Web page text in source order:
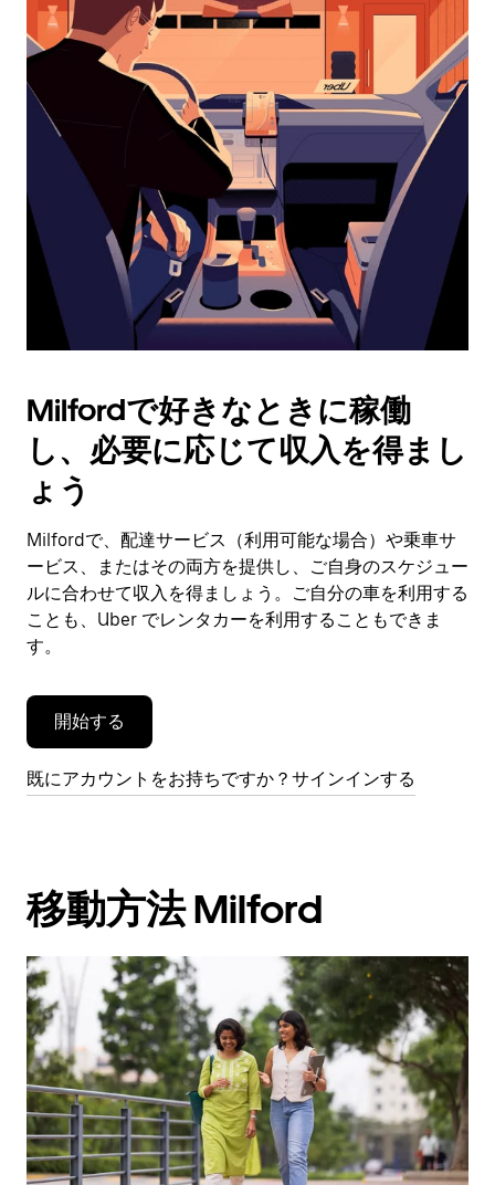
ダ
ー
を
操
作
し、
を
選
択
す。
ン
で
カ
ン
ー
を
閉
じ
ま
す。
Milfordで好きなときに稼働
し、必要に応じて収入を得まし
ょう
Milfordで、配達サービス（利用可能な場合）や乗車サ
ービス、またはその両方を提供し、ご自身のスケジュー
ルに合わせて収入を得ましょう。ご自分の車を利用する
ことも、Uber でレンタカーを利用することもできま
す。
開始する
既にアカウントをお持ちですか？サインインする
移動方法 Milford